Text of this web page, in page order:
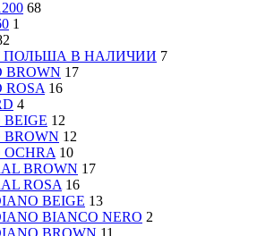
68
1
ПОЛЬША В НАЛИЧИИ 7
BROWN 17
ROSA 16
4
12
12
10
BROWN 17
ROSA 16
BEIGE 13
BIANCO NERO 2
BROWN 11